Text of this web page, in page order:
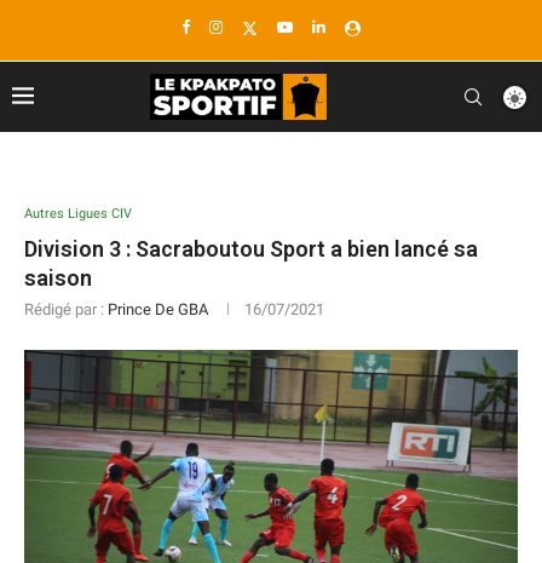
Autres Ligues CIV
Division 3 : Sacraboutou Sport a bien lancé sa
saison
Rédigé par : Prince De GBA 16/07/2021